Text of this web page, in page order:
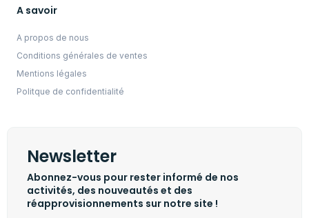
A savoir
A propos de nous
Conditions générales de ventes
Mentions légales
Politque de confidentialité
Newsletter
Abonnez-vous pour rester informé de nos
activités, des nouveautés et des
réapprovisionnements sur notre site !